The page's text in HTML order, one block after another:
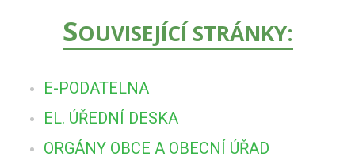
SOUVISEJÍCÍ STRÁNKY:
E-PODATELNA
EL. ÚŘEDNÍ DESKA
ORGÁNY OBCE A OBECNÍ ÚŘAD